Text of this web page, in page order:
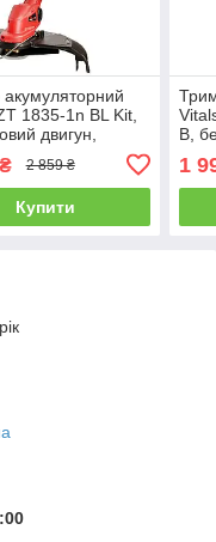
1835-1n BL Kit,
двигун,
посадка Makita
2 859 ₴
Купити
В,
і ЗП)
1